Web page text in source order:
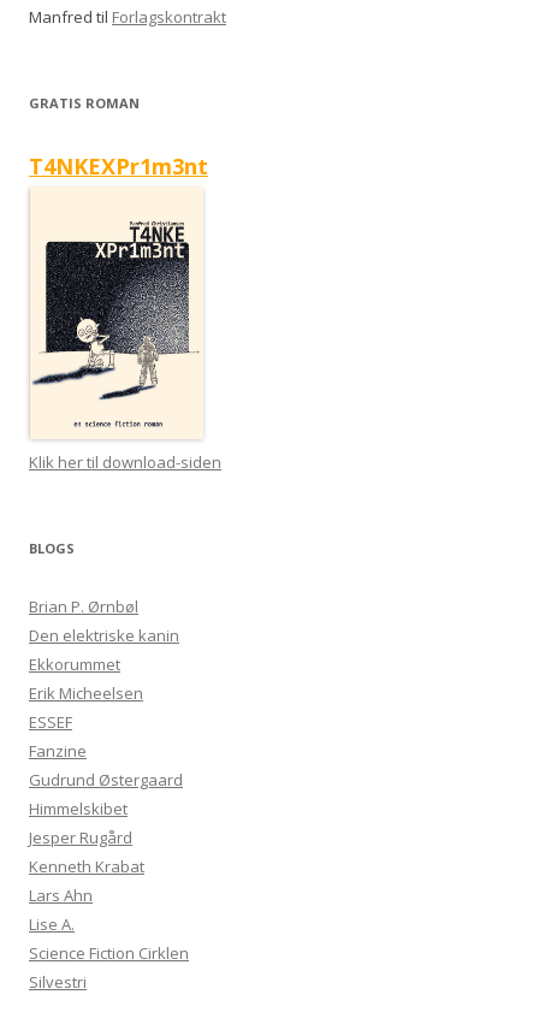
Manfred til Forlagskontrakt
GRATIS ROMAN
T4NKEXPr1m3nt
Klik her til download-siden
BLOGS
Brian P. Ørnbøl
Den elektriske kanin
Ekkorummet
Erik Micheelsen
ESSEF
Fanzine
Gudrund Østergaard
Himmelskibet
Jesper Rugård
Kenneth Krabat
Lars Ahn
Lise A.
Science Fiction Cirklen
Silvestri